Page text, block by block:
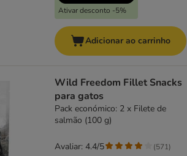
Ativar desconto -5%
Adicionar ao carrinho
Wild Freedom Fillet Snacks
para gatos
Pack económico: 2 x Filete de
salmão (100 g)
Avaliar: 4.4/5 (571)